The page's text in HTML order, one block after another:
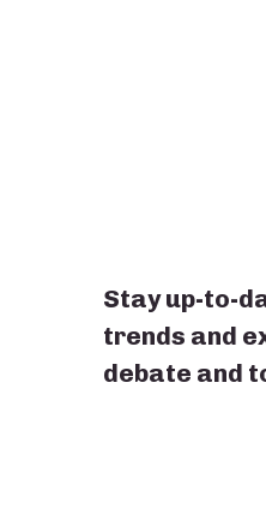
Stay up-to-
trends and
debate and